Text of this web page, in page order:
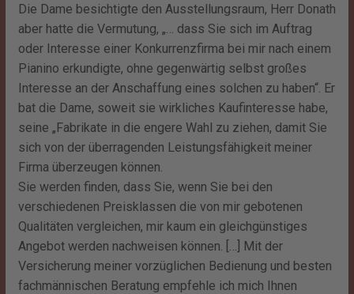
Die Dame besichtigte den Ausstellungsraum, Herr Donath
aber hatte die Vermutung, „… dass Sie sich im Auftrag
oder Interesse einer Konkurrenzfirma bei mir nach einem
Pianino erkundigte, ohne gegenwärtig selbst großes
Interesse an der Anschaffung eines solchen zu haben“. Er
bat die Dame, soweit sie wirkliches Kaufinteresse habe,
seine „Fabrikate in die engere Wahl zu ziehen, damit Sie
sich von der überragenden Leistungsfähigkeit meiner
Firma überzeugen können.
Sie werden finden, dass Sie, wenn Sie bei den
verschiedenen Preisklassen die von mir gebotenen
Qualitäten vergleichen, mir kaum ein gleichgünstiges
Angebot werden nachweisen können. […] Mit der
Versicherung meiner vorzüglichen Bedienung und besten
fachmännischen Beratung empfehle ich mich Ihnen